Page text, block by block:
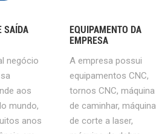
de perfuração, máquina de
classe, ansioso para que
entrar em contato conosco!
usinagem cnc é muito
0,01 mm. Estampagem e
SAÍDA
negócio
aos
mundo,
anos
EQUIPAMENTO DA
EMPRESA
A empresa possui
equipamentos CNC,
tornos CNC, máquina
de caminhar, máquina
de corte a laser,